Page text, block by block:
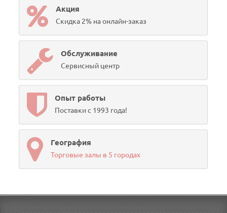
Акция
Скидка 2% на онлайн-заказ
Обслуживание
Сервисный центр
Опыт работы
Поставки с 1993 года!
География
Торговые залы в 5 городах